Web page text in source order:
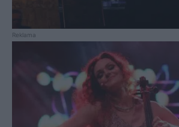
Reklama